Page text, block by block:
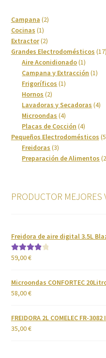
Fregaderos y grifos
Frigoríficos
Grandes Electrodomésticos
Hornos
Humedad
Imagen y Sonido
Menaje
Microondas
Pequeños electrodomésticos
Campana 22
Cocinas 11
producto
Extractor 22
productos
Grandes Electrodomésticos 17
Aire Aconidionado 11
producto
Campana y Extracción 11
Frigoríficos 11
Hornos 22
productos
Lavadoras y Secadoras 44
Microondas 44
productos
Placas de Cocción 44
Pequeños Electrodomésticos 5
Freidoras 33
productos
Preparación de Alimentos
PRODUCTOR MEJORES
Freidora de aire digital 3.5L
Valorado
59,00€
Microondas CONFORTEC
58,00€
FREIDORA 2L COMELEC FR-3082
35,00€